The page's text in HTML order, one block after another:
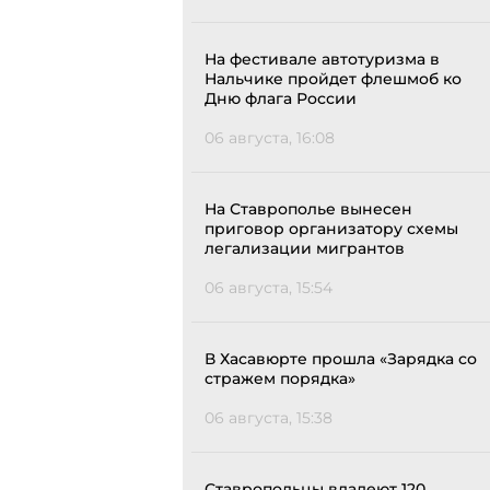
На фестивале автотуризма в
Нальчике пройдет флешмоб ко
Дню флага России
06 августа, 16:08
На Ставрополье вынесен
приговор организатору схемы
легализации мигрантов
06 августа, 15:54
В Хасавюрте прошла «Зарядка со
стражем порядка»
06 августа, 15:38